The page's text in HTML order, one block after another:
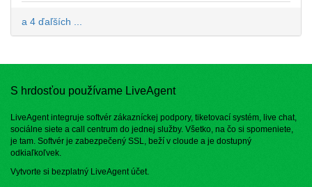
a 4 ďaľších ...
S hrdosťou používame LiveAgent
LiveAgent integruje softvér zákazníckej podpory, tiketovací systém, live chat,
sociálne siete a call centrum do jednej služby. Všetko, na čo si spomeniete,
je tam. Softvér je zabezpečený SSL, beží v cloude a je dostupný
odkiaľkoľvek.
Vytvorte si bezplatný LiveAgent účet.